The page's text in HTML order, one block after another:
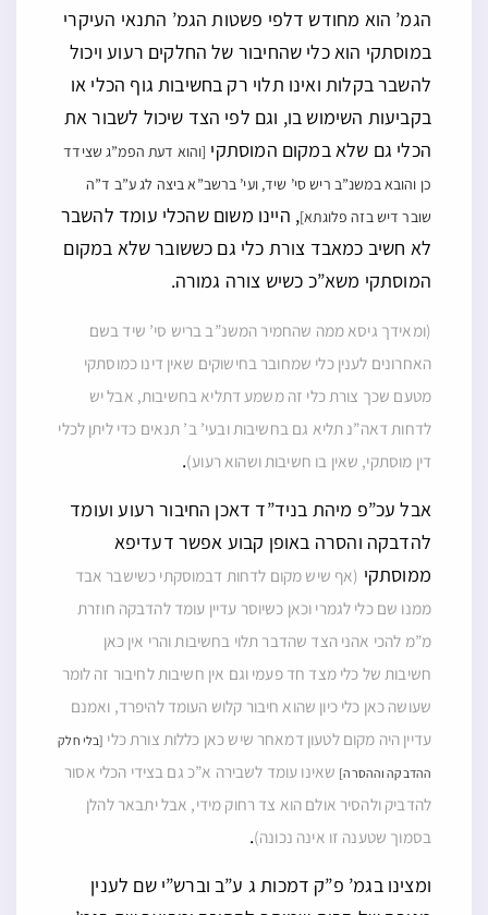
הגמ’ הוא מחודש דלפי פשטות הגמ’ התנאי העיקרי
במוסתקי הוא כלי שהחיבור של החלקים רעוע ויכול
להשבר בקלות ואינו תלוי רק בחשיבות גוף הכלי או
בקביעות השימוש בו, וגם לפי הצד שיכול לשבור את
הכלי גם שלא במקום המוסתקי [והוא דעת הפמ”ג שצידד
כן והובא במשנ”ב ריש סי’ שיד, ועי’ ברשב”א ביצה לג ע”ב ד”ה
שובר דיש בזה פלוגתא], היינו משום שהכלי עומד להשבר
לא חשיב כמאבד צורת כלי גם כששובר שלא במקום
המוסתקי משא”כ כשיש צורה גמורה.
(ומאידך גיסא ממה שהחמיר המשנ”ב בריש סי’ שיד בשם
האחרונים לענין כלי שמחובר בחישוקים שאין דינו כמוסתקי
מטעם שכך צורת כלי זה משמע דתליא בחשיבות, אבל יש
לדחות דאה”נ תליא גם בחשיבות ובעי’ ב’ תנאים כדי ליתן לכלי
דין מוסתקי, שאין בו חשיבות ושהוא רעוע).
אבל עכ”פ מיהת בניד”ד דאכן החיבור רעוע ועומד
להדבקה והסרה באופן קבוע אפשר דעדיפא
ממוסתקי (אף שיש מקום לדחות דבמוסקתי כשישבר אבד
ממנו שם כלי לגמרי וכאן כשיוסר עדיין עומד להדבקה חוזרת
מ”מ להכי אהני הצד שהדבר תלוי בחשיבות והרי אין כאן
חשיבות של כלי מצד חד פעמי וגם אין חשיבות לחיבור זה לומר
שעושה כאן כלי כיון שהוא חיבור קלוש העומד להיפרד, ואמנם
עדיין היה מקום לטעון דמאחר שיש כאן כללות צורת כלי [בלי חלק
ההדבקה וההסרה] שאינו עומד לשבירה א”כ גם בצידי הכלי אסור
להדביק ולהסיר אולם הוא צד רחוק מידי, אבל יתבאר להלן
בסמוך שטענה זו אינה נכונה).
ומצינו בגמ’ פ”ק דמכות ג ע”ב וברש”י שם לענין